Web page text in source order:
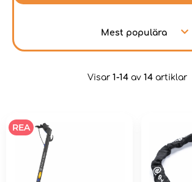
Mest populära
Visar 1-14av 14artiklar
REA